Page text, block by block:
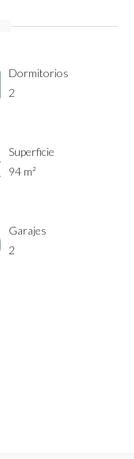
Dormitorios
2
Superficie
94 m²
Garajes
2